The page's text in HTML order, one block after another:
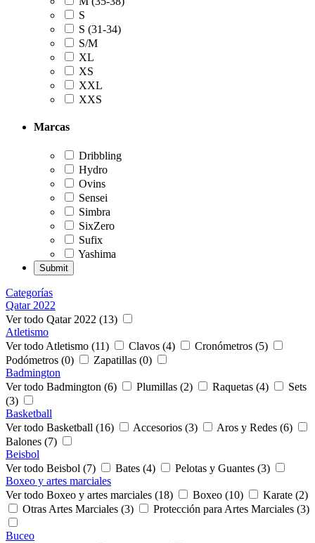
S
S (31-34)
S/M
XL
XS
XXL
XXS
Marcas
Dribbling
Hydro
Ovins
Sensei
Simbra
SixZero
Sufix
Yashima
Categorías
Qatar 2022
Ver todo Qatar 2022 (13)
Atletismo
Ver todo Atletismo (11)
Clavos (4)
Cronómetros (5)
Podómetros (0)
Zapatillas (0)
Badmington
Ver todo Badmington (6)
Plumillas (2) Raquetas (4)
Sets
(3)
Basketball
Ver todo Basketball (16)
Accesorios (3)
Aros y Redes (6)
Balones (7)
Beisbol
Ver todo Beisbol (7)
Bates (4)
Pelotas y Guantes (3)
Boxeo y artes marciales
Ver todo Boxeo y artes marciales (18)
Boxeo (10)
Karate (2)
Otras Artes Marciales (3)
Protección para Artes Marciales (3)
Buceo